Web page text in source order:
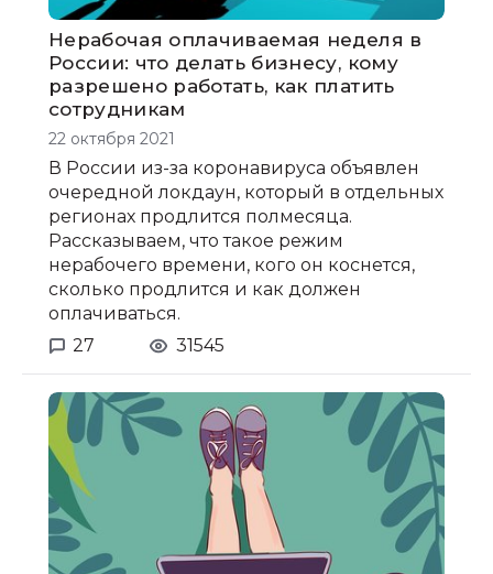
Нерабочая оплачиваемая неделя в
России: что делать бизнесу, кому
разрешено работать, как платить
сотрудникам
22 октября 2021
В России из-за коронавируса объявлен
очередной локдаун, который в отдельных
регионах продлится полмесяца.
Рассказываем, что такое режим
нерабочего времени, кого он коснется,
сколько продлится и как должен
оплачиваться.
27
31545